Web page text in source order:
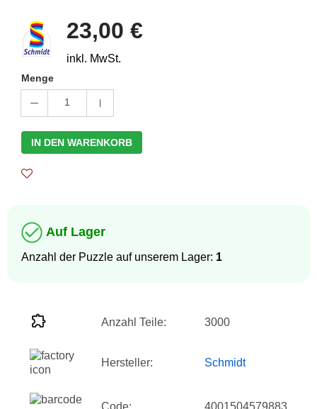
23,00 €
inkl. MwSt.
Menge
1
IN DEN WARENKORB
Auf Lager
Anzahl der Puzzle auf unserem Lager: 1
Anzahl Teile: 3000
Hersteller: Schmidt